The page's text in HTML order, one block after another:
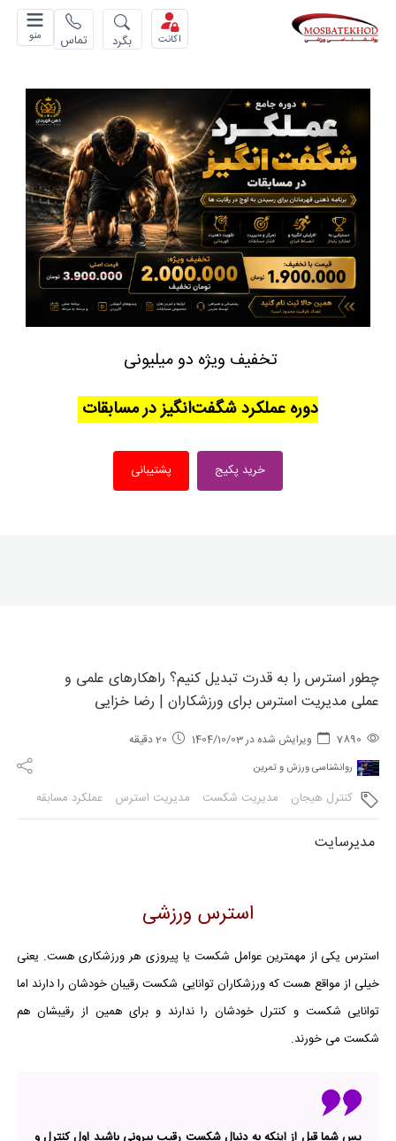
منو تماس بگرد اکانت
تخفیف ویژه دو میلیونی
دوره عملکرد شگفت‌انگیز در مسابقات
خرید پکیج پشتیبانی
چطور استرس را به قدرت تبدیل کنیم؟ راهکارهای علمی و
عملی مدیریت استرس برای ورزشکاران | رضا خزایی
7890 ویرایش شده در 1404/10/03 20 دقیقه
روانشناسی ورزش و تمرین
کنترل هیجان مدیریت شکست مدیریت استرس عملکرد مسابقه
مدیرسایت
استرس ورزشی
استرس یکی از مهمترین عوامل شکست یا پیروزی هر ورزشکاری هست. یعنی
خیلی از مواقع هست که ورزشکاران توانایی شکست رقیبان خودشان را دارند اما
توانایی شکست و کنترل خودشان را ندارند و برای همین از رقیبشان هم
شکست می خورند.
پس شما قبل از اینکه به دنبال شکست رقیب بیرونی باشید اول کنترل و